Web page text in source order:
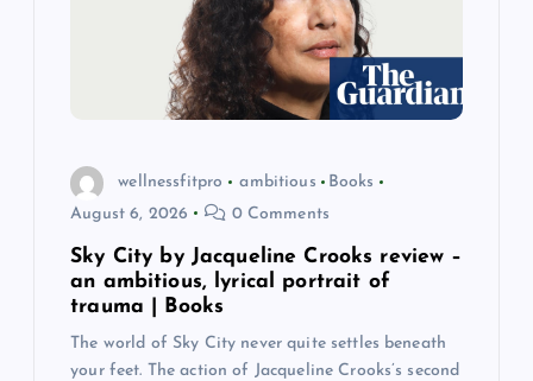
wellnessfitpro ambitious
Books
August 6, 2026
0 Comments
Sky City by Jacqueline Crooks review –
an ambitious, lyrical portrait of
trauma | Books
The world of Sky City never quite settles beneath
your feet. The action of Jacqueline Crooks’s second